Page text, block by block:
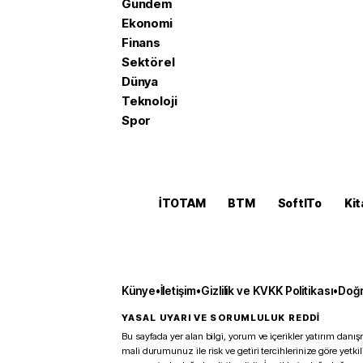
Gündem
Ekonomi
Finans
Sektörel
Dünya
Teknoloji
Spor
İTOTAM BTM SoftITo
Künye•İletişim•Gizlilik ve KVKK Politikası•
YASAL UYARI VE SORUMLULUK REDDİ
Bu sayfada yer alan bilgi, yorum ve içerikler yatırım
mali durumunuz ile risk ve getiri tercihlerinize göre yetkili